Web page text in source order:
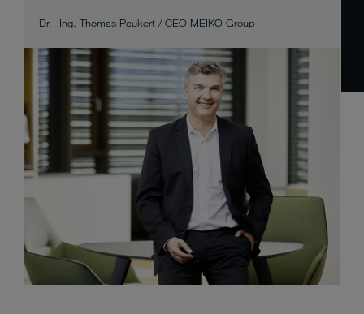
Dr.- Ing. Thomas Peukert / CEO MEIKO Group